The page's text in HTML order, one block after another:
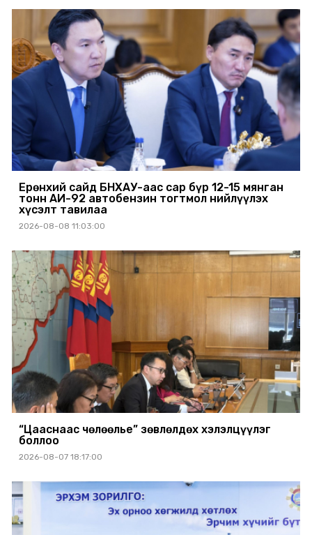
Ерөнхий сайд БНХАУ-аас сар бүр 12-15 мянган
тонн АИ-92 автобензин тогтмол нийлүүлэх
хүсэлт тавилаа
2026-08-08 11:03:00
“Цааснаас чөлөөлье” зөвлөлдөх хэлэлцүүлэг
боллоо
2026-08-07 18:17:00